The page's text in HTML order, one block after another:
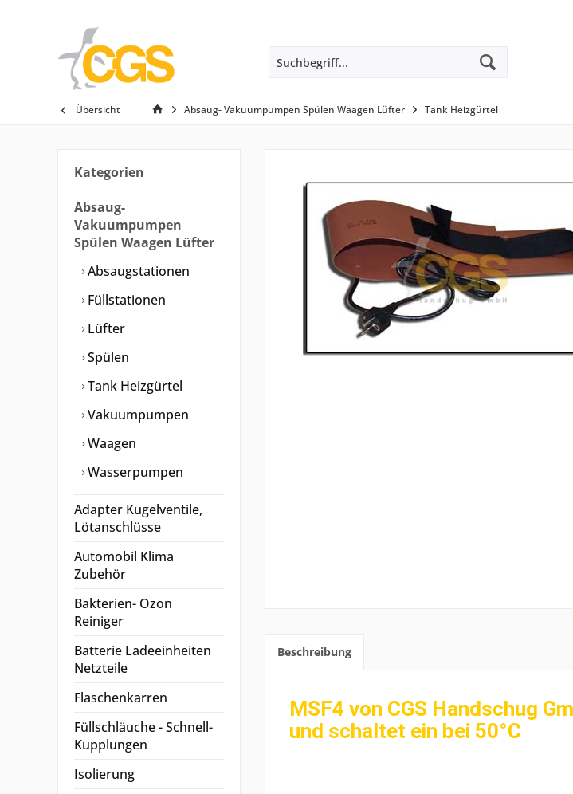
Übersicht Absaug- Vakuumpumpen Spülen Waagen Lüfter Tank Heizgürtel
Kategorien
Absaug-
Vakuumpumpen
Spülen Waagen Lüfter
Absaugstationen
Füllstationen
Lüfter
Spülen
Tank Heizgürtel
Vakuumpumpen
Waagen
Wasserpumpen
Adapter Kugelventile,
Lötanschlüsse
Automobil Klima
Zubehör
Bakterien- Ozon
Reiniger
Batterie Ladeeinheiten
Netzteile
Flaschenkarren
Füllschläuche - Schnell-
Kupplungen
Isolierung
Beschreibung
MSF4 von CGS Handschug
und schaltet ein bei 50°C